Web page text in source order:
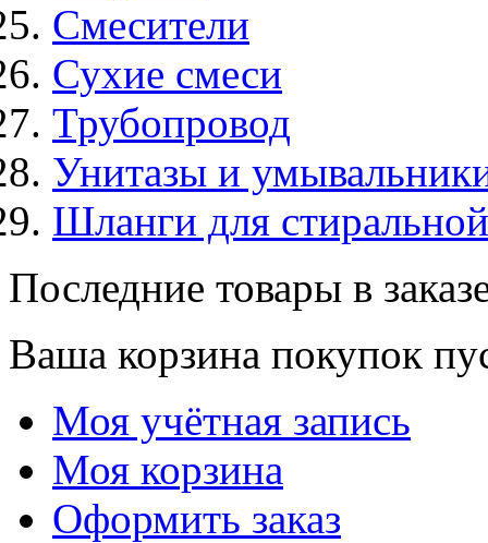
Смесители
Сухие смеси
Трубопровод
Унитазы и
Шланги для
Последние товары в
Ваша корзина покупок
Моя учётная запись
Моя корзина
Оформить заказ